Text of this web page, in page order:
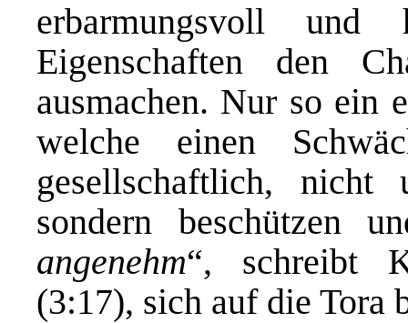
erbarmungsvoll
Eigenschaften den
ausmachen. Nur so ein
welche einen
gesellschaftlich, nicht
sondern beschützen
angenehm“, schreibt
(3:17), sich auf die Tora